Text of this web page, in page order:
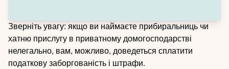
Зверніть увагу: якщо ви наймаєте прибиральниць чи
хатню прислугу в приватному домогосподарстві
нелегально, вам, можливо, доведеться сплатити
податкову заборгованість і штрафи.